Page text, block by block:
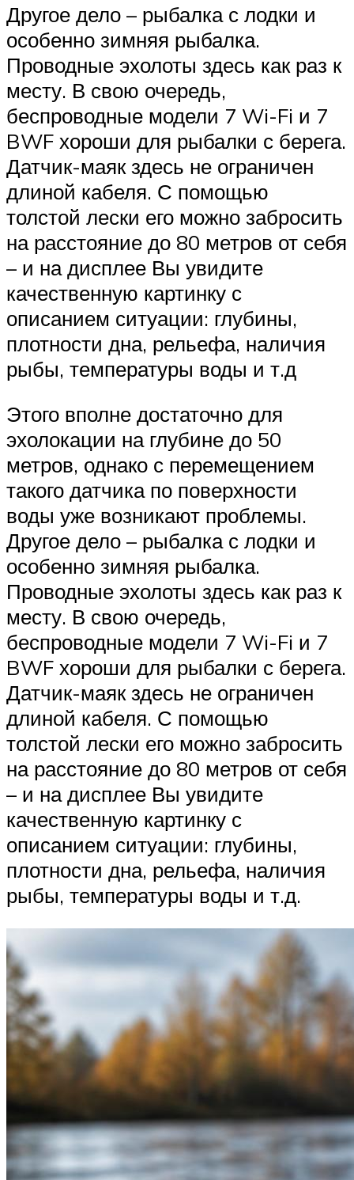
Другое дело – рыбалка с лодки и
особенно зимняя рыбалка.
Проводные эхолоты здесь как раз к
месту. В свою очередь,
беспроводные модели 7 Wi-Fi и 7
BWF хороши для рыбалки с берега.
Датчик-маяк здесь не ограничен
длиной кабеля. С помощью
толстой лески его можно забросить
на расстояние до 80 метров от себя
– и на дисплее Вы увидите
качественную картинку с
описанием ситуации: глубины,
плотности дна, рельефа, наличия
рыбы, температуры воды и т.д
Этого вполне достаточно для
эхолокации на глубине до 50
метров, однако с перемещением
такого датчика по поверхности
воды уже возникают проблемы.
Другое дело – рыбалка с лодки и
особенно зимняя рыбалка.
Проводные эхолоты здесь как раз к
месту. В свою очередь,
беспроводные модели 7 Wi-Fi и 7
BWF хороши для рыбалки с берега.
Датчик-маяк здесь не ограничен
длиной кабеля. С помощью
толстой лески его можно забросить
на расстояние до 80 метров от себя
– и на дисплее Вы увидите
качественную картинку с
описанием ситуации: глубины,
плотности дна, рельефа, наличия
рыбы, температуры воды и т.д.